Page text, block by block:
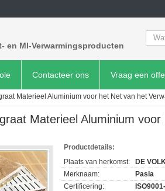
en MI-Verwarmingsproducten
Contacteer ons Vraag een
Materieel Aluminium voor het Net van het
Materieel Aluminium
Productdetails:
Plaats van herkomst:
DE
Merknaam:
Pasia
Certificering: